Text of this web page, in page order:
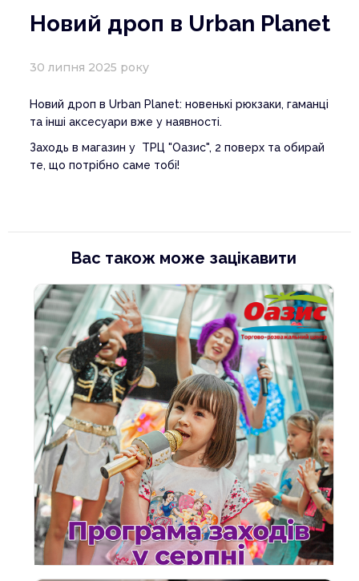
Новий дроп в Urban Planet
30 липня 2025 року
Новий дроп в Urban Planet: новенькі рюкзаки, гаманці
та інші аксесуари вже у наявності.
Заходь в магазин у ТРЦ "Оазис", 2 поверх та обирай
те, що потрібно саме тобі!
Вас також може зацікавити